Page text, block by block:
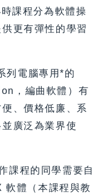
課程分為軟體操
更有彈性的學習
電腦專用*的
，編曲軟體）有
、價格低廉、系
廣泛為業界使
程的同學需要自
體（本課程與教